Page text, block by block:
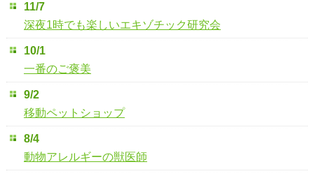
11/7
深夜1時でも楽しいエキゾチック研究会
10/1
一番のご褒美
9/2
移動ペットショップ
8/4
動物アレルギーの獣医師